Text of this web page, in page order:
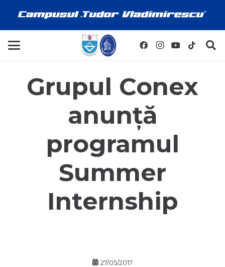
Grupul Conex
anunță
programul
Summer
Internship
27/05/2017